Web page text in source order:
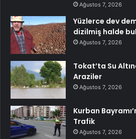
Ağustos 7, 2026
Yüzlerce dev
dizilmiş halde
Ağustos 7, 2026
Tokat’ta Su
Araziler
Ağustos 7, 2026
Kurban
Trafik
Ağustos 7, 2026